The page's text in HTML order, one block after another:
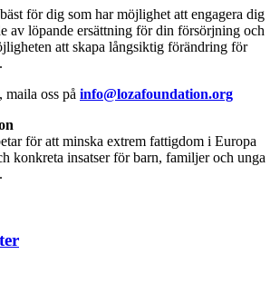
för dig som har möjlighet att engagera dig
av löpande ersättning för din försörjning och
att skapa långsiktig förändring för
maila oss på info@lozafoundation.org
för att minska extrem fattigdom i Europa
konkreta insatser för barn, familjer och unga